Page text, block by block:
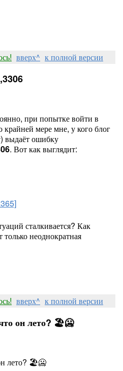
вверх^ к полной версии
при попытке войти в
крайней мере мне, у кого блог
выдаёт ошибку
. Вот как выглядит:
сталкивается? Как
неоднократная
вверх^ к полной версии
он лето? 🏖🥶
лето? 🏖🥶